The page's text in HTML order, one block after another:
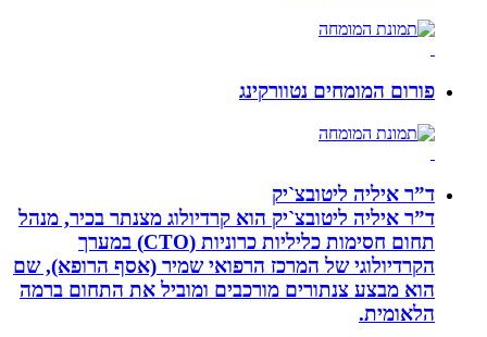
פורום המומחים נטוורקינג
ד”ר איליה ליטובצ`יק
ד”ר איליה ליטובצ`יק הוא קרדיולוג מצנתר בכיר, מנהל
תחום חסימות כליליות כרוניות (CTO) במערך
הקרדיולוגי של המרכז הרפואי שמיר (אסף הרופא), שם
הוא מבצע צנתורים מורכבים ומוביל את התחום ברמה
הלאומית.